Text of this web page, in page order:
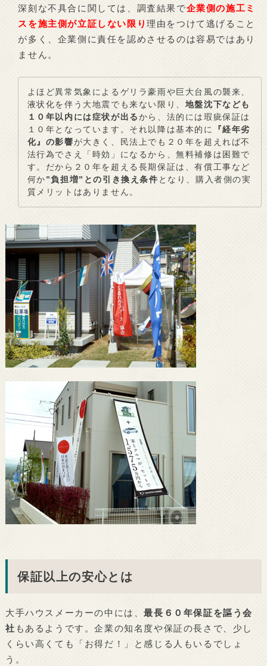
深刻な不具合に関しては、調査結果で企業側の施工ミ
スを施主側が立証しない限り理由をつけて逃げること
が多く、企業側に責任を認めさせるのは容易ではあり
ません。
よほど異常気象によるゲリラ豪雨や巨大台風の襲来、
液状化を伴う大地震でも来ない限り、 地盤沈下なども
１０年以内には症状が出るから、法的には瑕疵保証は
１０年となっています。それ以降は基本的に
『経年劣
化』の影響が大きく、民法上でも２０年を超えれば不
法行為でさえ「時効」になるから、無料補修は困難で
す。だから２０年を超える長期保証は、有償工事など
何か”負担増”との引き換え条件 となり、購入者側の実
質メリットはありません。
保証以上の安心とは
大手ハウスメーカーの中には、最長６０年保証を謳う会
社 もあるようです。企業の知名度や保証の長さで、少し
くらい高くても「お得だ！」と感じる人もいるでしょ
う。